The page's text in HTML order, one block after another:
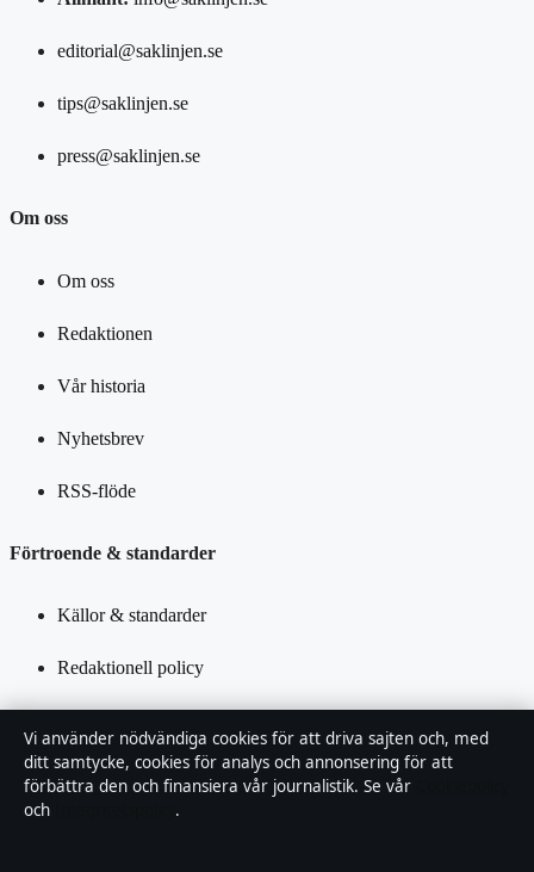
editorial@saklinjen.se
tips@saklinjen.se
press@saklinjen.se
Om oss
Om oss
Redaktionen
Vår historia
Nyhetsbrev
RSS-flöde
Förtroende & standarder
Källor & standarder
Redaktionell policy
Tillgänglighetsredogörelse
Vi använder nödvändiga cookies för att driva sajten och, med
ditt samtycke, cookies för analys och annonsering för att
förbättra den och finansiera vår journalistik. Se vår
och
.